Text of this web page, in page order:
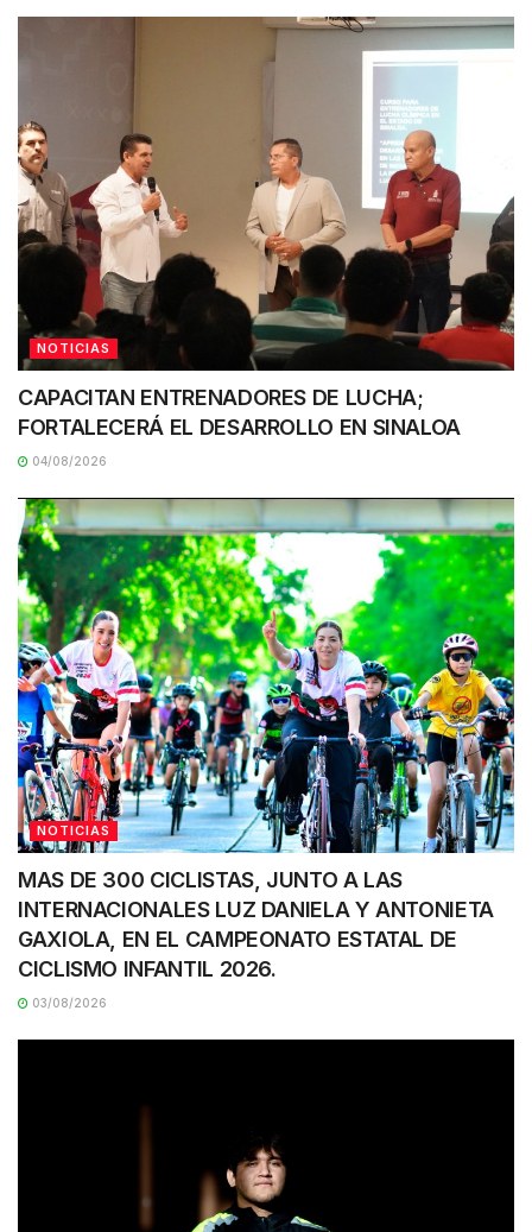
NOTICIAS
CAPACITAN ENTRENADORES DE LUCHA;
FORTALECERÁ EL DESARROLLO EN SINALOA
04/08/2026
NOTICIAS
MAS DE 300 CICLISTAS, JUNTO A LAS
INTERNACIONALES LUZ DANIELA Y ANTONIETA
GAXIOLA, EN EL CAMPEONATO ESTATAL DE
CICLISMO INFANTIL 2026.
03/08/2026